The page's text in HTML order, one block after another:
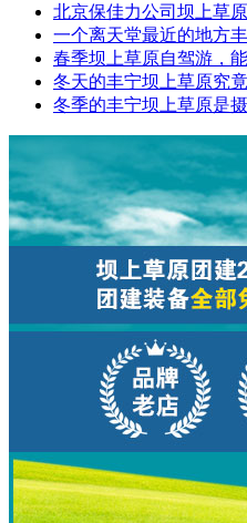
北京保佳力公司坝上草
一个离天堂最近的地方
春季坝上草原自驾游，
冬天的丰宁坝上草原究
冬季的丰宁坝上草原是